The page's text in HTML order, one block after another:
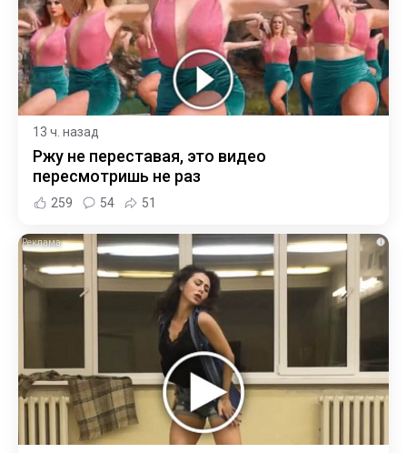
13 ч. назад
Ржу не переставая, это видео
пересмотришь не раз
259 54 51
i